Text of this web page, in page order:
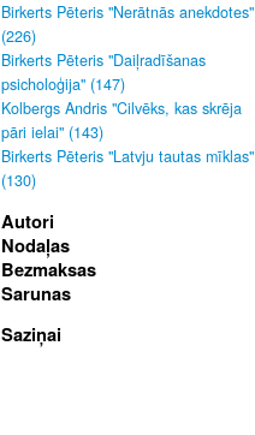
Birkerts Pēteris "Nerātnās anekdotes"
(226)
Birkerts Pēteris "Daiļradīšanas
psicholoģija" (147)
Kolbergs Andris "Cilvēks, kas skrēja
pāri ielai" (143)
Birkerts Pēteris "Latvju tautas mīklas"
(130)
Autori
Nodaļas
Bezmaksas
Sarunas
Saziņai